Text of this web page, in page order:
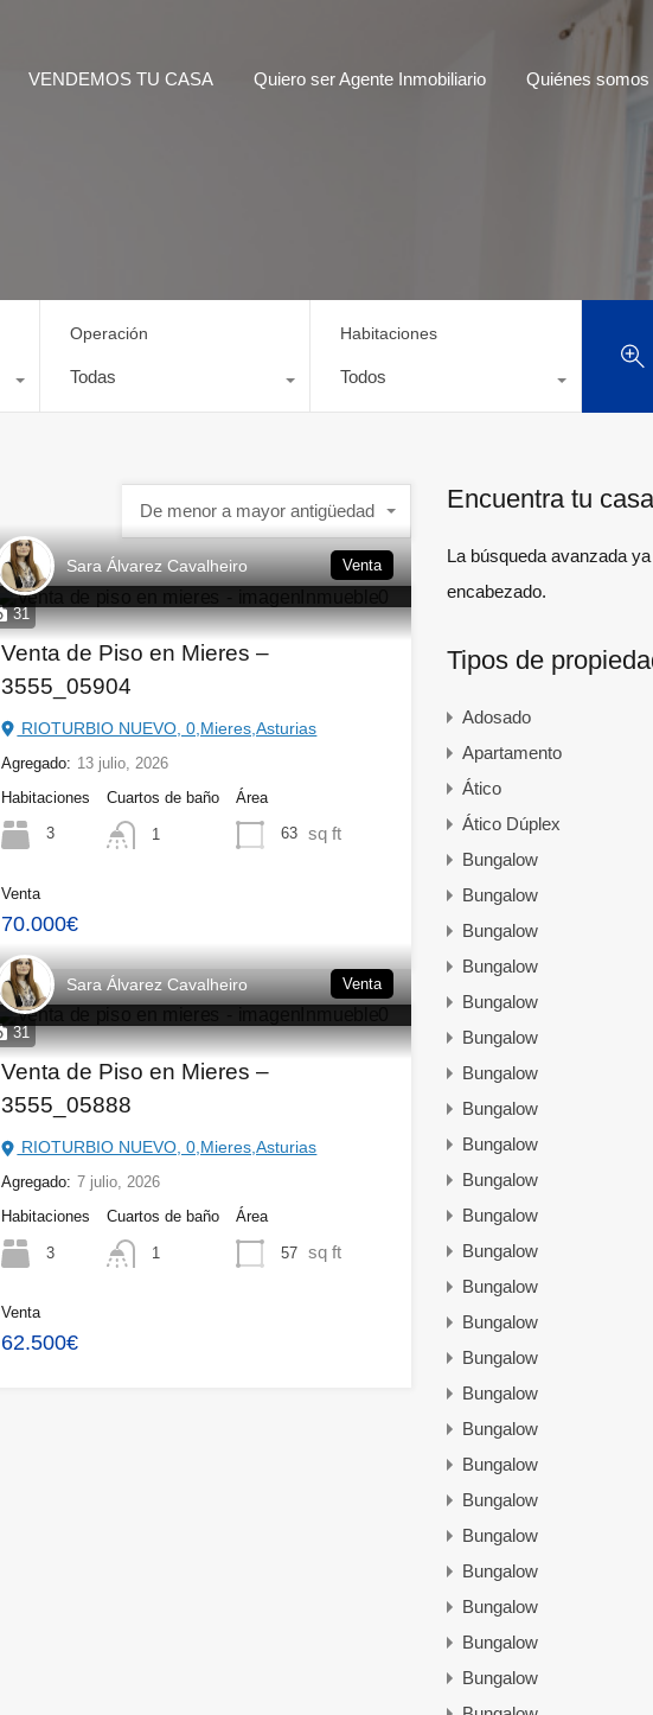
VENDEMOS TU CASA Quiero ser Agente Inmobiliario Quiénes somos
Operación
Todas
Habitaciones
Todos
De menor a mayor antigüedad
31
Sara Álvarez Cavalheiro Venta
Venta de Piso en Mieres –
3555_05904
RIOTURBIO NUEVO, 0,Mieres,Asturias
Agregado: 13 julio, 2026
Habitaciones
3
Cuartos de baño
1
Área
63 sq ft
Venta
70.000€
31
Sara Álvarez Cavalheiro Venta
Venta de Piso en Mieres –
3555_05888
RIOTURBIO NUEVO, 0,Mieres,Asturias
Agregado: 7 julio, 2026
Habitaciones
3
Cuartos de baño
1
Área
57 sq ft
Venta
62.500€
Encuentra tu casa
La búsqueda avanzada
encabezado.
Tipos de
Adosado
Apartamento
Ático
Ático Dúplex
Bungalow
Bungalow
Bungalow
Bungalow
Bungalow
Bungalow
Bungalow
Bungalow
Bungalow
Bungalow
Bungalow
Bungalow
Bungalow
Bungalow
Bungalow
Bungalow
Bungalow
Bungalow
Bungalow
Bungalow
Bungalow
Bungalow
Bungalow
Bungalow